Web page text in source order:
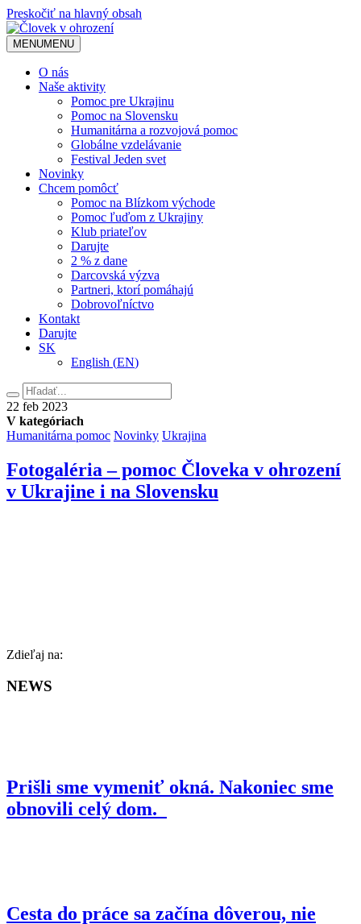
Preskočiť na hlavný obsah
MENUMENU
O nás
Naše aktivity
Pomoc pre Ukrajinu
Pomoc na Slovensku
Humanitárna a rozvojová pomoc
Globálne vzdelávanie
Festival Jeden svet
Novinky
Chcem pomôcť
Pomoc na Blízkom východe
Pomoc ľuďom z Ukrajiny
Klub priateľov
Darujte
2 % z dane
Darcovská výzva
Partneri, ktorí pomáhajú
Dobrovoľníctvo
Kontakt
Darujte
SK
English (EN)
Hľadať
22 feb 202322.
februára
2023
V kategóriach
Humanitárna pomoc Novinky Ukrajina
Fotogaléria – pomoc Človeka v ohrození
v Ukrajine i na Slovensku
Zdieľaj na:
NEWS
Prišli sme vymeniť okná. Nakoniec sme
obnovili celý dom.
Cesta do práce sa začína dôverou, nie